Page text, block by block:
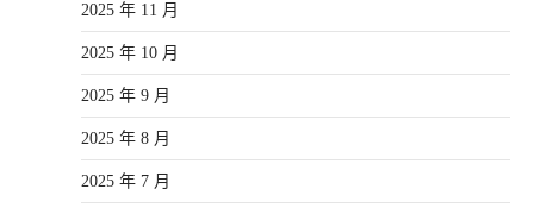
2025 年 11 月
2025 年 10 月
2025 年 9 月
2025 年 8 月
2025 年 7 月